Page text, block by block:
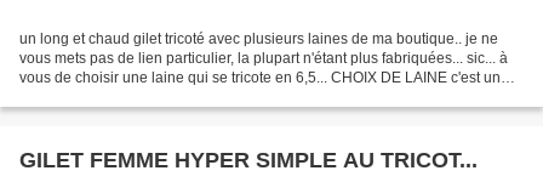
un long et chaud gilet tricoté avec plusieurs laines de ma boutique.. je ne
vous mets pas de lien particulier, la plupart n'étant plus fabriquées... sic... à
vous de choisir une laine qui se tricote en 6,5... CHOIX DE LAINE c'est un
GILET FEMME HYPER SIMPLE AU TRICOT...